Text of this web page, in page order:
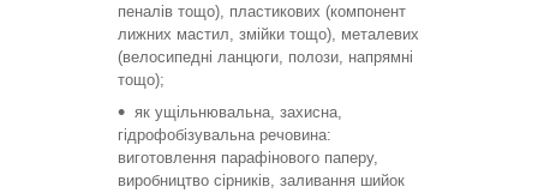
пеналів тощо), пластикових (компонент
лижних мастил, змійки тощо), металевих
(велосипедні ланцюги, полози, напрямні
тощо);
як ущільнювальна, захисна,
гідрофобізувальна речовина:
виготовлення парафінового паперу,
виробництво сірників, заливання шийок